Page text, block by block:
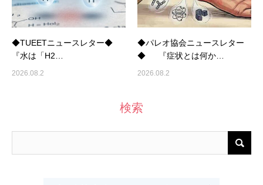
◆TUEETニュースレター◆
『水は「H2…
2026.08.2
◆パレオ協会ニュースレター
◆ 『症状とは何か…
2026.08.2
検索